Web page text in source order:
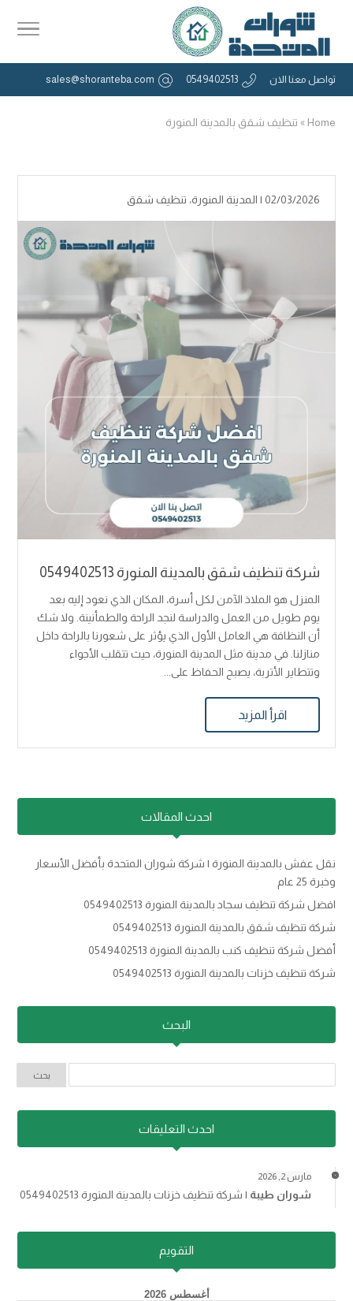
تواصل معنا الان 0549402513
sales@shoranteba.com
Home
» تنظيف شقق بالمدينة المنورة
02/03/2026 | المدينة المنورة، تنظيف شقق
شركة تنظيف شقق بالمدينة المنورة 0549402513
المنزل هو الملاذ الآمن لكل أسرة، المكان الذي نعود إليه بعد
يوم طويل من العمل والدراسة لنجد الراحة والطمأنينة. ولا شك
أن النظافة هي العامل الأول الذي يؤثر على شعورنا بالراحة داخل
منازلنا. في مدينة مثل المدينة المنورة، حيث تتقلب الأجواء
وتتطاير الأتربة، يصبح الحفاظ على...
اقرأ المزيد
احدث المقالات
نقل عفش بالمدينة المنورة | شركة شوران المتحدة بأفضل الأسعار
وخبرة 25 عام
افضل شركة تنظيف سجاد بالمدينة المنورة 0549402513
شركة تنظيف شقق بالمدينة المنورة 0549402513
أفضل شركة تنظيف كنب بالمدينة المنورة 0549402513
شركة تنظيف خزنات بالمدينة المنورة 0549402513
البحث
احدث التعليقات
مارس 2, 2026
شوران طيبة | شركة تنظيف خزنات بالمدينة المنورة 0549402513
التقويم
أغسطس 2026